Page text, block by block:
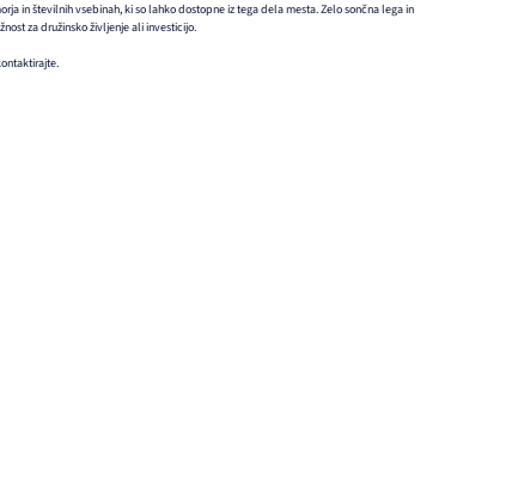
in številnih vsebinah, ki so lahko dostopne iz tega dela mesta. Zelo sončna lega in
za družinsko življenje ali investicijo.